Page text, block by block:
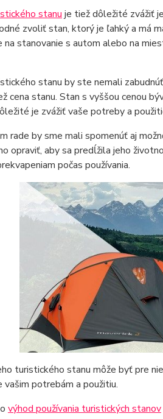
stanu je tiež dôležité zvážiť
zvoliť stan, ktorý je ľahký a má
na stanovanie s autom alebo na
stanu by ste nemali
cena stanu. Stan s vyššou cenou
je zvážiť vaše potreby a
rade by sme mali spomenúť aj
opraviť, aby sa predĺžila jeho
počas používania.
turistického stanu môže byť pre
vašim potrebám a použitiu.
výhod používania turistických stanov